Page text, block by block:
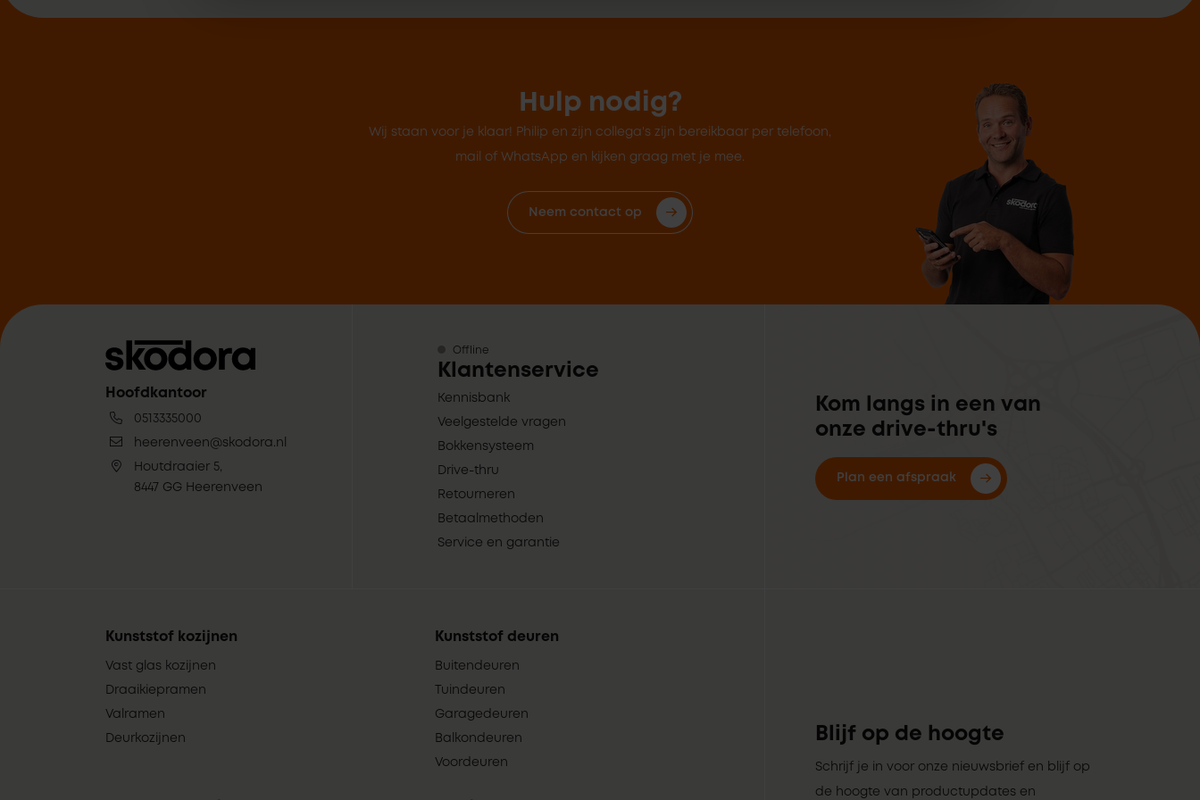
Hulp nodig?
Wij staan voor je klaar! Philip en zijn collega's zijn bereikbaar per telefoon,
mail of WhatsApp en kijken graag met je mee.
Neem contact op
Hoofdkantoor
0513335000
heerenveen@skodora.nl
Houtdraaier 5,
8447 GG Heerenveen
Offline
Klantenservice
Kennisbank
Veelgestelde vragen
Bokkensysteem
Drive-thru
Retourneren
Betaalmethoden
Service en garantie
Kunststof kozijnen
Vast glas kozijnen
Draaikiepramen
Valramen
Deurkozijnen
Kunststof deuren
Buitendeuren
Tuindeuren
Garagedeuren
Balkondeuren
Voordeuren
Kom langs in een van
onze drive-thru's
Plan een afspraak
Blijf op de hoogte
Schrijf je in voor onze nieuwsbrief en blijf op
de hoogte van productupdates en